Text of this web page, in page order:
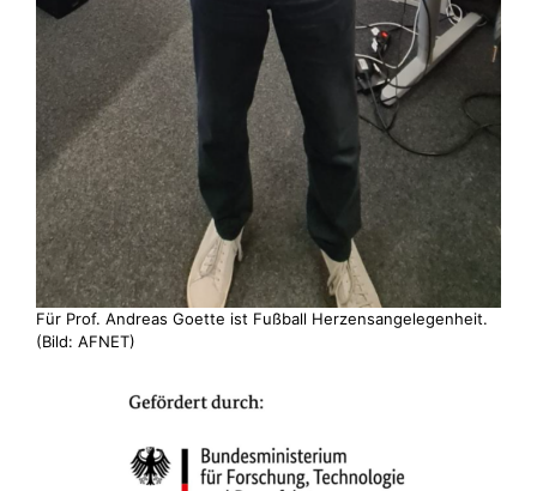
Für Prof. Andreas Goette ist Fußball Herzensangelegenheit.
(Bild: AFNET)